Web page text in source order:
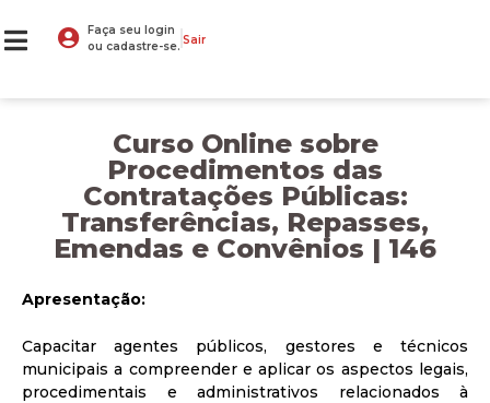
Faça seu login
ou cadastre-se. Sair
Curso Online sobre
Procedimentos das
Contratações Públicas:
Transferências, Repasses,
Emendas e Convênios | 146
Apresentação:
Capacitar agentes públicos, gestores e técnicos
municipais a compreender e aplicar os aspectos legais,
procedimentais e administrativos relacionados à